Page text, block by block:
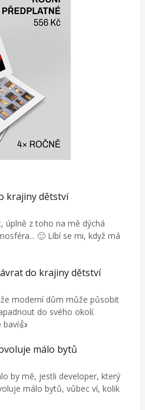
krajiny dětství
úplně z toho na mě dýchá
🙂 Líbí se mi, když má
do krajiny dětství
moderní dům může působit
do svého okolí.
baví👍
málo bytů
by mě, jestli developer, který
málo bytů, vůbec ví, kolik